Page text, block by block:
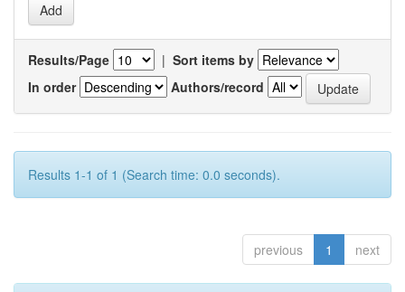
Results/Page | Sort items by
In order
Authors/record
Results 1-1 of 1 (Search time: 0.0 seconds).
previous 1 next